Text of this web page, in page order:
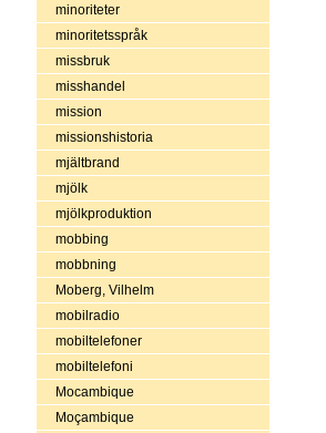
minoriteter
minoritetsspråk
missbruk
misshandel
mission
missionshistoria
mjältbrand
mjölk
mjölkproduktion
mobbing
mobbning
Moberg, Vilhelm
mobilradio
mobiltelefoner
mobiltelefoni
Mocambique
Moçambique